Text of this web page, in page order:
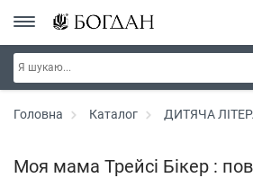
Головна Каталог ДИТЯЧА
Моя мама Трейсі Бікер :